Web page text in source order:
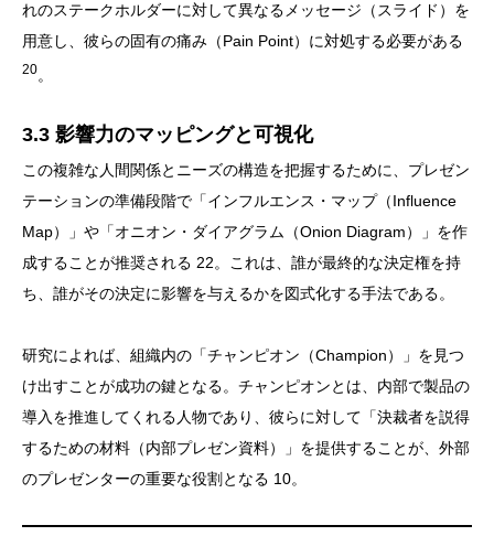
れのステークホルダーに対して異なるメッセージ（スライド）を
用意し、彼らの固有の痛み（Pain Point）に対処する必要がある
20。
3.3 影響力のマッピングと可視化
この複雑な人間関係とニーズの構造を把握するために、プレゼン
テーションの準備段階で「インフルエンス・マップ（Influence
Map）」や「オニオン・ダイアグラム（Onion Diagram）」を作
成することが推奨される 22。これは、誰が最終的な決定権を持
ち、誰がその決定に影響を与えるかを図式化する手法である。
研究によれば、組織内の「チャンピオン（Champion）」を見つ
け出すことが成功の鍵となる。チャンピオンとは、内部で製品の
導入を推進してくれる人物であり、彼らに対して「決裁者を説得
するための材料（内部プレゼン資料）」を提供することが、外部
のプレゼンターの重要な役割となる 10。